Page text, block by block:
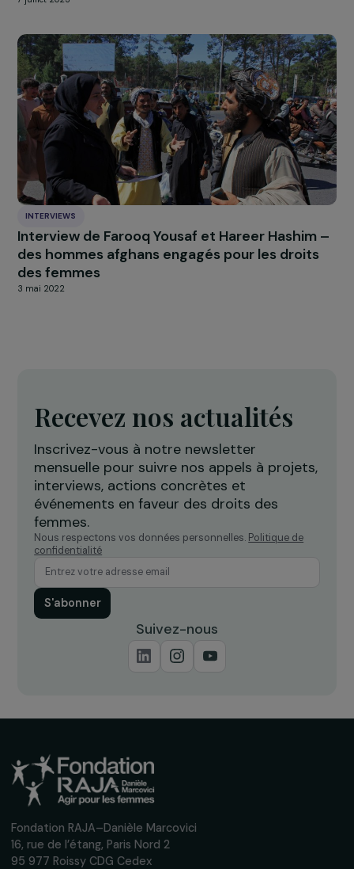
ACTUALITÉS
Visite du camp de réfugié.e.s de Moria sur
de Lesbos en Grèce
3 juillet 2018
ÉVÈNEMENT
Fondation RAJA-Danièle Marcovici et
du Genre en Géopolitique
7 juillet 2023
Interview de Farooq Yousaf et Hareer
des hommes afghans engagés pour les droits
des femmes